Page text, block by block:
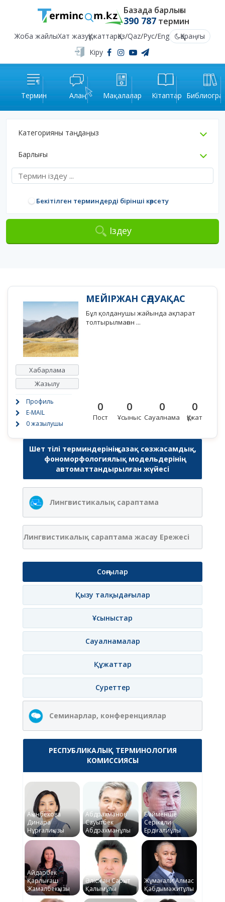
Базада барлығы
390 787термин
Жоба жайлыХат жазуҚұжаттарҚаз/Qaz/Рус/Eng
Қараңғы
Кіру
Термин Алаң Мақалалар Кітаптар
Категорияны таңдаңыз
Барлығы
Бекітілген терминдерді бірінші көрсету
Іздеу
Хабарлама
Жазылу
Профиль
E-MAIL
0 жазылушы
МЕЙІРЖАН СӘДУАҚАС
Бұл қолданушы жайында ақпарат
толтырылмаған ...
0
Пост
0
Ұсыныс
0
Сауалнама
0
Құжат
Шет тілі терминдерінің қазақ сөзжасамдық,
фономорфологиялық модельдерінің
автоматтандырылған жүйесі
Лингвистикалық сараптама
Лингвистикалық сараптама жасау Ережесі
Соңғылар
Қызу талқыдағылар
Ұсыныстар
Сауалнамалар
Құжаттар
Суреттер
Семинарлар, конференциялар
РЕСПУБЛИКАЛЫҚ ТЕРМИНОЛОГИЯ
КОМИССИЯСЫ
Ақынбекова
Динара
Нұрғалиқызы
Абдрахманов
Сауытбек
Абдрахманұлы
Байменше
Серікқали
Ердіғалиұлы
Айдарбек
Қарлығаш
Жамалбекқызы
Әлісжан Сарқыт
Қалымұлы
Жұмағали Алмас
Қабдымәжитұлы